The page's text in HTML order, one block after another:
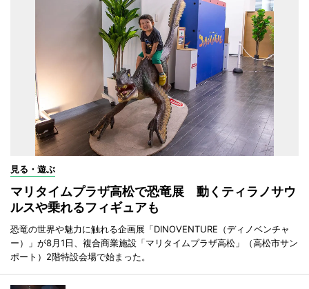
見る・遊ぶ
マリタイムプラザ高松で恐竜展 動くティラノサウ
ルスや乗れるフィギュアも
恐竜の世界や魅力に触れる企画展「DINOVENTURE（ディノベンチャ
ー）」が8月1日、複合商業施設「マリタイムプラザ高松」（高松市サン
ポート）2階特設会場で始まった。